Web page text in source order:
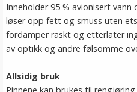
Inneholder 95 % avionisert
løser opp fett og smuss uten
fordamper raskt og etterlater
av optikk og andre følsomme
Allsidig bruk